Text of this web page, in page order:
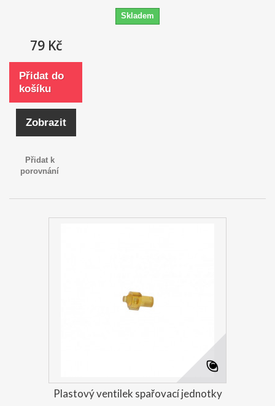
Skladem
79 Kč
Přidat do
košíku
Zobrazit
Přidat k
porovnání
Plastový ventilek spařovací jednotky